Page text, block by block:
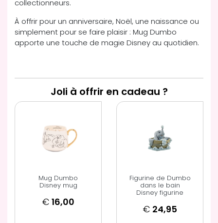
collectionneurs.
À offrir pour un anniversaire, Noël, une naissance ou
simplement pour se faire plaisir : Mug Dumbo
apporte une touche de magie Disney au quotidien.
Joli à offrir en cadeau ?
Mug Dumbo
Disney mug
€ 16,00
Figurine de Dumbo
dans le bain
Disney figurine
€ 24,95